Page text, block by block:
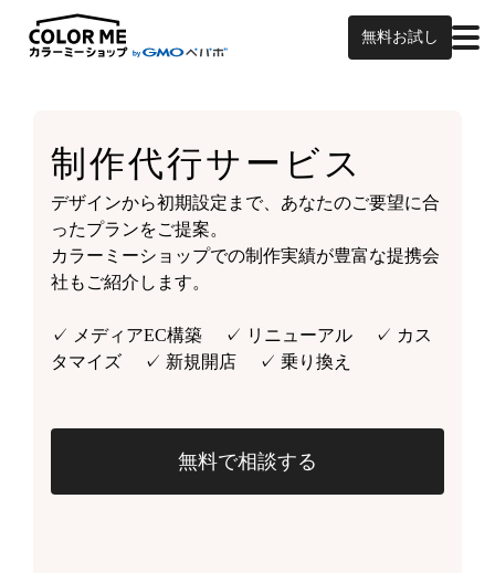
無料お試し
制作代行サービス
デザインから初期設定まで、あなたのご要望に合
ったプランをご提案。
カラーミーショップでの制作実績が豊富な提携会
社もご紹介します。
✓ メディアEC構築 ✓ リニューアル ✓ カス
タマイズ ✓ 新規開店 ✓ 乗り換え
無料で相談する